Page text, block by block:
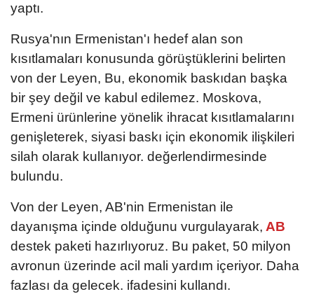
yaptı.
Rusya'nın Ermenistan'ı hedef alan son
kısıtlamaları konusunda görüştüklerini belirten
von der Leyen, Bu, ekonomik baskıdan başka
bir şey değil ve kabul edilemez. Moskova,
Ermeni ürünlerine yönelik ihracat kısıtlamalarını
genişleterek, siyasi baskı için ekonomik ilişkileri
silah olarak kullanıyor. değerlendirmesinde
bulundu.
Von der Leyen, AB'nin Ermenistan ile
dayanışma içinde olduğunu vurgulayarak, AB
destek paketi hazırlıyoruz. Bu paket, 50 milyon
avronun üzerinde acil mali yardım içeriyor. Daha
fazlası da gelecek. ifadesini kullandı.